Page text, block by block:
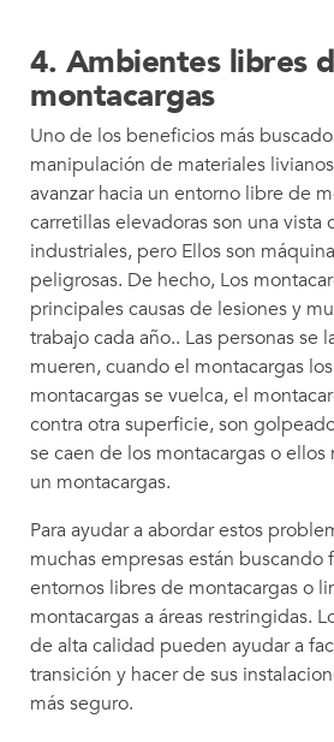
4. Ambientes libres
montacargas
Uno de los beneficios más
manipulación de materiales
avanzar hacia un entorno libre de
carretillas elevadoras son una vista
industriales, pero Ellos son
peligrosas. De hecho, Los
principales causas de lesiones y
trabajo cada año.. Las personas se
mueren, cuando el montacargas
montacargas se vuelca, el
contra otra superficie, son
se caen de los montacargas o ellos
un montacargas.
Para ayudar a abordar estos
muchas empresas están buscando
entornos libres de montacargas o
montacargas a áreas restringidas.
de alta calidad pueden ayudar a
transición y hacer de sus
más seguro.